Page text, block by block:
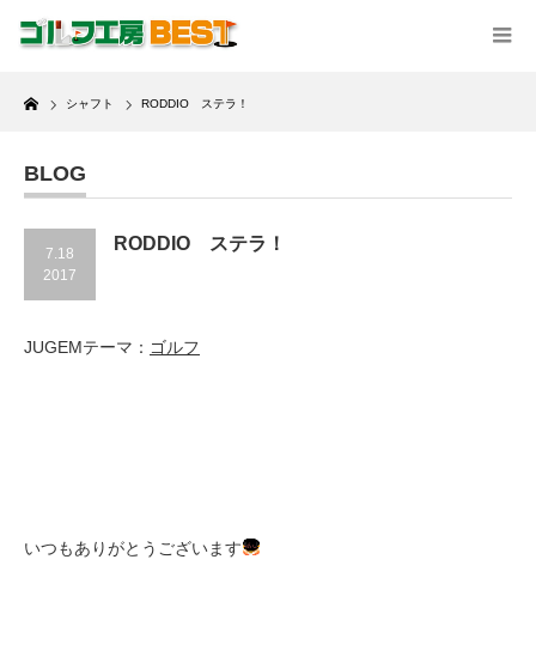
Home
シャフト RODDIO ステラ！
BLOG
7.18
2017
RODDIO ステラ！
JUGEMテーマ： ゴルフ
いつもありがとうございます